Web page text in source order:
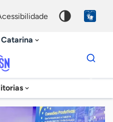
acessibilidade
Dados
para
chave